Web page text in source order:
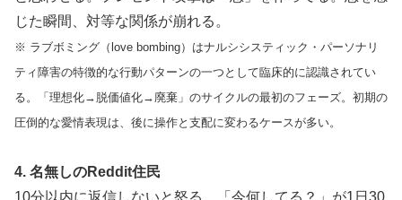
じた瞬間、対等な関係が崩れる。
※ ラブボミング（love bombing）はナルシシスティック・パーソナリ
ティ障害の特徴的な行動パターンの一つとして臨床的に認識されてい
る。「理想化→脱価値化→廃棄」のサイクルの最初のフェーズ。初期の
圧倒的な愛情表現は、後に操作と支配に変わるケースが多い。
4. 名無しのReddit住民